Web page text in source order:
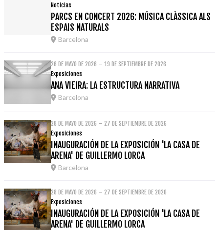
Noticias
PARCS EN CONCERT 2026: MÚSICA CLÀSSICA ALS
ESPAIS NATURALS
Barcelona
26 DE MAYO DE 2026 – 19 DE SEPTIEMBRE DE 2026
Exposiciones
ANA VIEIRA: LA ESTRUCTURA NARRATIVA
Barcelona
28 DE MAYO DE 2026 – 27 DE SEPTIEMBRE DE 2026
Exposiciones
INAUGURACIÓN DE LA EXPOSICIÓN 'LA CASA DE
ARENA' DE GUILLERMO LORCA
Barcelona
28 DE MAYO DE 2026 – 27 DE SEPTIEMBRE DE 2026
Exposiciones
INAUGURACIÓN DE LA EXPOSICIÓN 'LA CASA DE
ARENA' DE GUILLERMO LORCA